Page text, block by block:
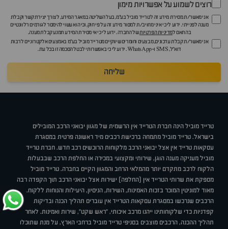
רוצים לשמוע על אפשרויות מימון
אני מאשר/ת מסירת מידע זה לטרייד מוביל בע"מ, בעל השליטה במאגר המידע, לצורך יצירת קשר וקבלת
מענה לפנייתי. ידוע לי כי איני מחויב/ת למסור מידע זה על פי חוק, וכי הוא עשוי להימסר לגורמים רלוונטיים
בהתאם למדיניות הפרטיותשל החברה. ידוע לי כי אי מסירת המידע תמנע קבלת מענה.
אני מאשר/ת קבלת עדכונים, מבצעים וחומרים שיווקיים מטרייד מוביל בע"מ באמצעים אלקטרוניים לרבות
דוא״ל, SMS ו-WhatsApp. ידוע לי כי באפשרותי לבטל הסכמה זו בכל עת.
שליחה
טרייד מוביל הינה חברת הטרייד אין הרשמית של מגוון יבואני הרכב המובילים
בישראל. טרייד מוביל מתמחה ברכישת רכבים מיד ראשונה פרטית במסגרת
עסקאות טרייד אין אצל יבואני הרכב מלקוחות הרוכשים רכב חדש. חברת טרייד
מוביל מעניקה מענה הוגן, שירותי ומקצועי במכירה או החלפת הרכב שבבעלות
הלקוח לרכב מתקדם יותר מהמלאי הרחב והמגוון הקיים בחברה. טרייד מוביל
מספקת את שרותי הטרייד אין (החלפה) ישירות אצל יבואני הרכב תוך הקפדה רבה
מאוד למוניטין המוכר בזכות האמינות, השירות, הניסיון, היעילות והנוחות ללקוח.
הרכבים שנרכשו במסגרת עסקאות הטרייד אין עוברים תהליך הכנה ובדיקות
קפדניות כדי שלקוחותינו ייהנו מרכב איכותי, "ראש שקט", שירות ואמינות. לאחר
תהליך ההכנה, הרכבים מוצבים בסניפי טרייד מוביל ברחבי הארץ, על מנת שתוכלו